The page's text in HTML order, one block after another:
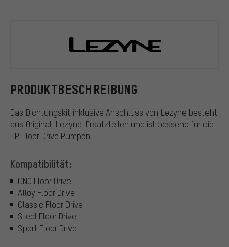
PRODUKTBESCHREIBUNG
Das Dichtungskit inklusive Anschluss von Lezyne besteht
aus Original-Lezyne-Ersatzteilen und ist passend für die
HP Floor Drive Pumpen.
Kompatibilität:
CNC Floor Drive
Alloy Floor Drive
Classic Floor Drive
Steel Floor Drive
Sport Floor Drive
Lezyne